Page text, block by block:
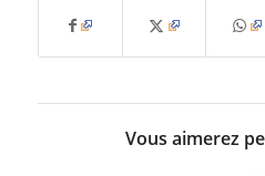
Vous aimerez